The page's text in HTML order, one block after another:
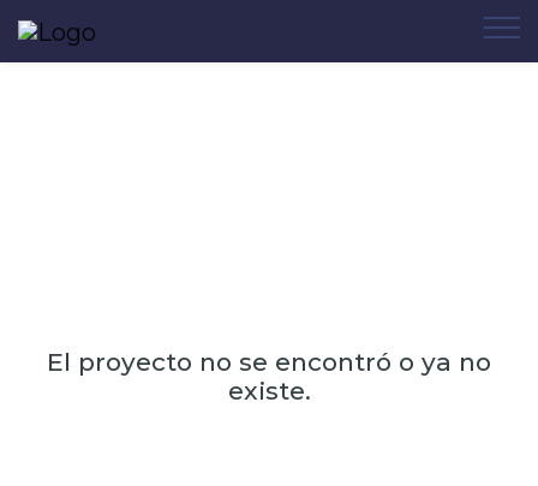
El proyecto no se encontró o ya no
existe.